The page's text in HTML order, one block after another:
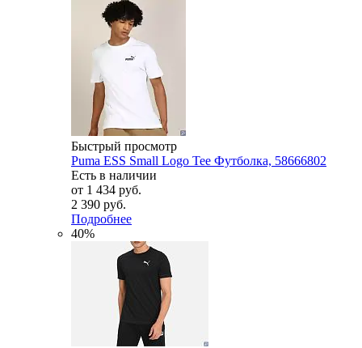
Быстрый просмотр
Puma ESS Small Logo Tee Футболка, 58666802
Есть в наличии
от 1 434 руб.
2 390 руб.
Подробнее
40%